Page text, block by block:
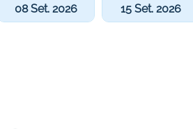
08 Set. 2026 15 Set. 2026